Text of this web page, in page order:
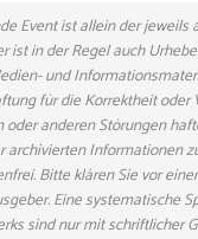
Event ist allein der
ist in der Regel auch
und
für die Korrektheit
anderen Störungen
archivierten Informationen
Bitte klären Sie vor
Eine systematische
sind nur mit schriftlicher